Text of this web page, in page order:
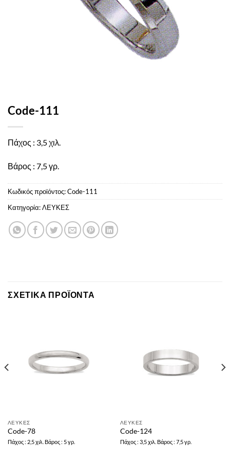
Code-111
Πάχος : 3,5 χιλ.
Βάρος : 7,5 γρ.
Κωδικός προϊόντος:Code-111
Κατηγορία:ΛΕΥΚΕΣ
ΣΧΕΤΙΚΆ ΠΡΟΪΌΝΤΑ
ΛΕΥΚΕΣ
Code-78
Πάχος : 2,5 χιλ. Βάρος : 5 γρ.
ΛΕΥΚΕΣ
Code-124
Πάχος : 3,5 χιλ. Βάρος : 7,5 γρ.